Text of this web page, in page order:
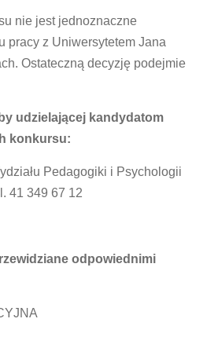
nie jest jednoznaczne
pracy z Uniwersytetem Jana
Ostateczną decyzję podejmie
udzielającej kandydatom
konkursu:
Pedagogiki i Psychologii
41 349 67 12
odpowiednimi